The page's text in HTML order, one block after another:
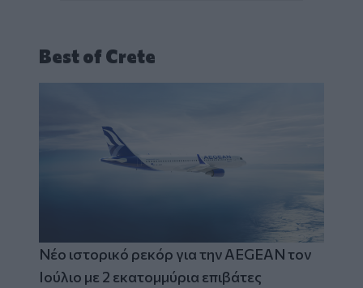
Best of Crete
Νέο ιστορικό ρεκόρ για την AEGEAN τον
Ιούλιο με 2 εκατομμύρια επιβάτες